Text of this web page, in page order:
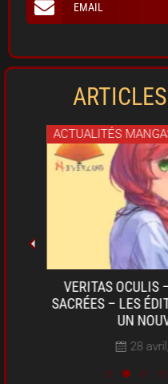
EMAIL
ACTUALITÉS
VERITAS OCULIS
SACRÉES – LES
UN
28